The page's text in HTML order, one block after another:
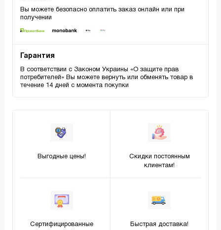
Вы можете безопасно оплатить заказ онлайн или при
получении
Гарантия
В соответствии с Законом Украины «О защите прав
потребителей» Вы можете вернуть или обменять товар в
течение 14 дней с момента покупки
Выгодные цены!
Скидки постоянным
клиентам!
Сертифицированные
Быстрая доставка!